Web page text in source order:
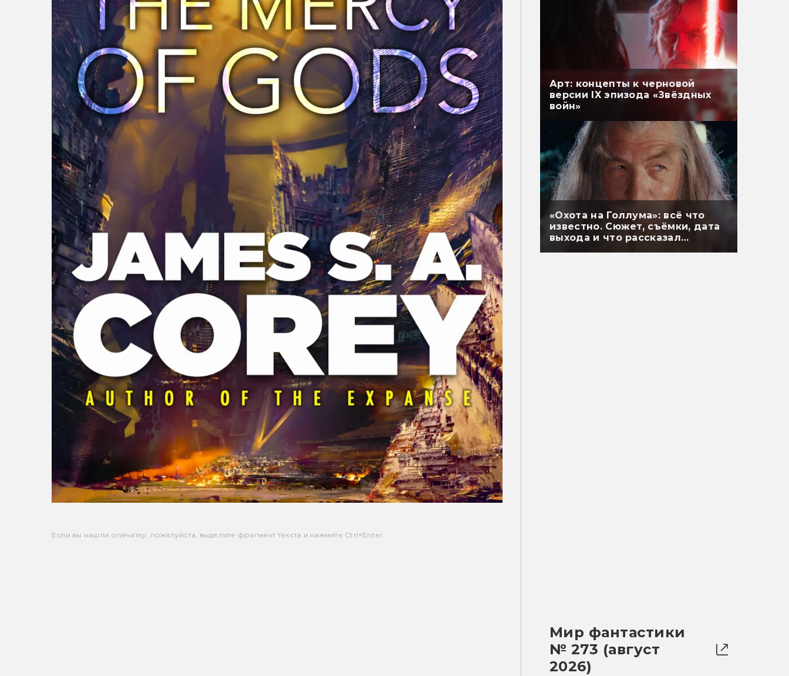
Если вы нашли опечатку, пожалуйста, выделите фрагмент текста и нажмите Ctrl+Enter.
Арт: концепты к черновой
версии IX эпизода «Звёздных
войн»
«Охота на Голлума»: всё что
известно. Сюжет, съёмки, дата
выхода и что рассказал
Мир фантастики
№ 273 (август
2026)